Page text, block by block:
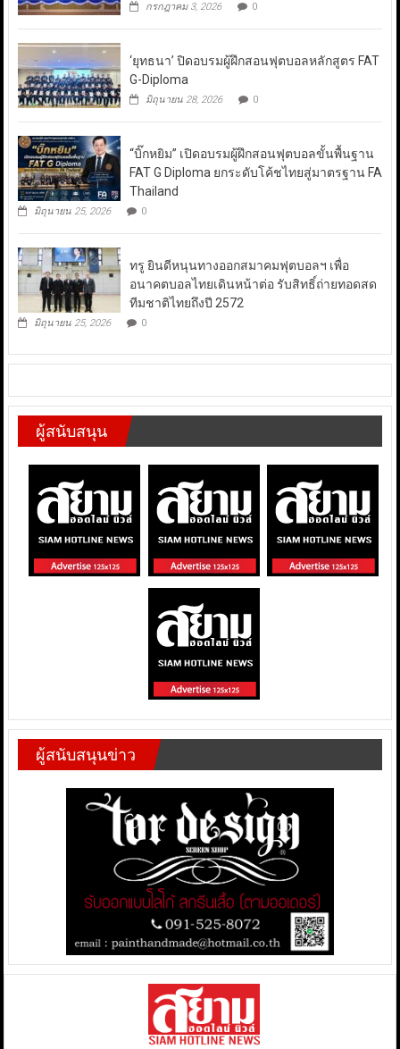
กรกฎาคม 3, 2026 0
‘ยุทธนา’ ปิดอบรมผู้ฝึกสอนฟุตบอลหลักสูตร FAT
G-Diploma
มิถุนายน 28, 2026 0
“บิ๊กหยิม” เปิดอบรมผู้ฝึกสอนฟุตบอลขั้นพื้นฐาน
FAT G Diploma ยกระดับโค้ชไทยสู่มาตรฐาน FA
Thailand
มิถุนายน 25, 2026 0
ทรู ยินดีหนุนทางออกสมาคมฟุตบอลฯ เพื่อ
อนาคตบอลไทยเดินหน้าต่อ รับสิทธิ์ถ่ายทอดสด
ทีมชาติไทยถึงปี 2572
มิถุนายน 25, 2026 0
ผู้สนับสนุน
ผู้สนับสนุนข่าว